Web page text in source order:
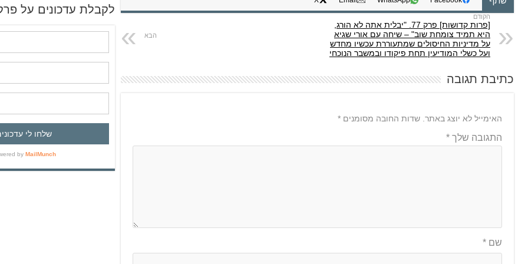
[פרות קדושות] פרק 77. "יבלית אתה לא הורג,
היא תמיד צומחת שוב" – שיחה עם אורי שגיא
על מדיניות החיסולים שמתעוררת עכשיו מחדש
ועל כשלי המודיעין תחת פיקודו ובמשבר הנוכחי
כתיבת תגובה
האימייל לא יוצג באתר. שדות החובה מסומנים *
התגובה שלך *
שם *
ש
לקבלת עדכונים על